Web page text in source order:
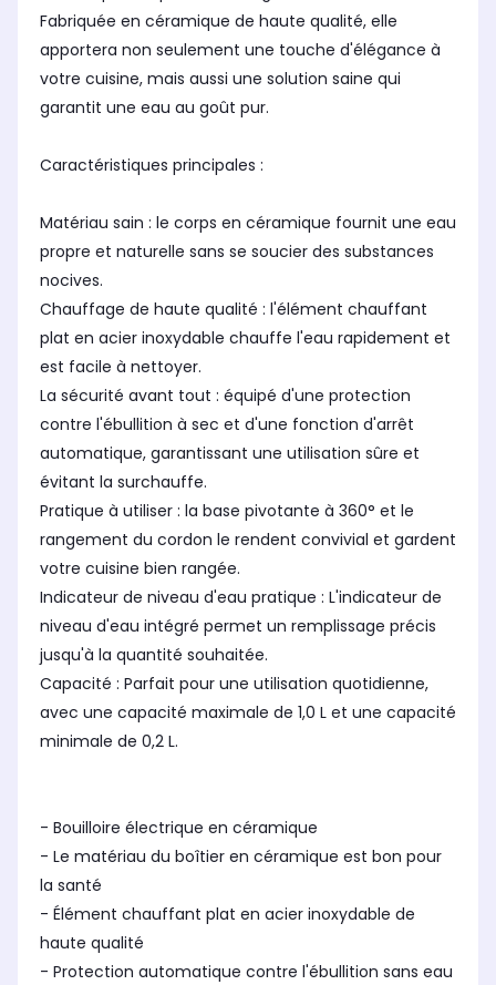
Fabriquée en céramique de haute qualité, elle
apportera non seulement une touche d'élégance à
votre cuisine, mais aussi une solution saine qui
garantit une eau au goût pur.
Caractéristiques principales :
Matériau sain : le corps en céramique fournit une eau
propre et naturelle sans se soucier des substances
nocives.
Chauffage de haute qualité : l'élément chauffant
plat en acier inoxydable chauffe l'eau rapidement et
est facile à nettoyer.
La sécurité avant tout : équipé d'une protection
contre l'ébullition à sec et d'une fonction d'arrêt
automatique, garantissant une utilisation sûre et
évitant la surchauffe.
Pratique à utiliser : la base pivotante à 360° et le
rangement du cordon le rendent convivial et gardent
votre cuisine bien rangée.
Indicateur de niveau d'eau pratique : L'indicateur de
niveau d'eau intégré permet un remplissage précis
jusqu'à la quantité souhaitée.
Capacité : Parfait pour une utilisation quotidienne,
avec une capacité maximale de 1,0 L et une capacité
minimale de 0,2 L.
- Bouilloire électrique en céramique
- Le matériau du boîtier en céramique est bon pour
la santé
- Élément chauffant plat en acier inoxydable de
haute qualité
- Protection automatique contre l'ébullition sans eau